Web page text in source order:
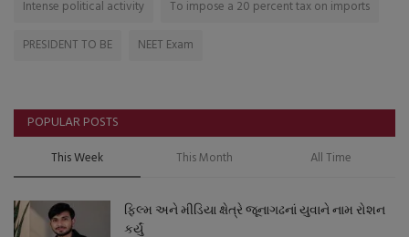
Intense political activity
To impose a 20 percent tax on imports
PRESIDENT TO BE
NEET Exam
POPULAR POSTS
This Week This Month All Time
ફિલ્મ અને મીડિયા ક્ષેત્રે જૂનાગઢનાં યુવાને નામ રોશન
કર્યું